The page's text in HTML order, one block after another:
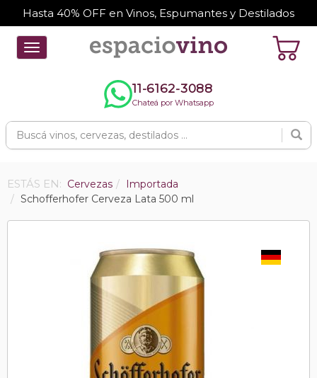
Hasta 40% OFF en Vinos, Espumantes y Destilados
Toggle
navigation
11-6162-3088
Chateá por Whatsapp
ESTÁS EN: Cervezas
Importada
Schofferhofer Cerveza Lata 500 ml